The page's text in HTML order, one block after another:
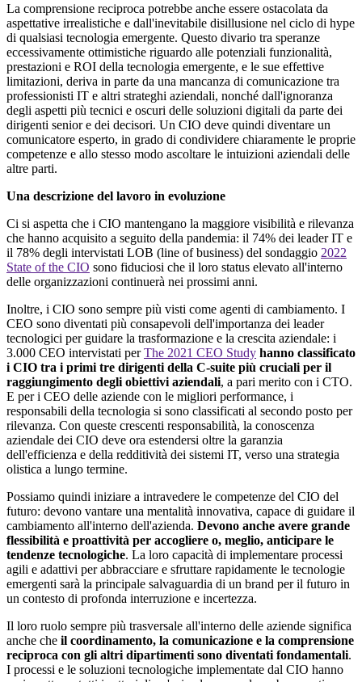
La comprensione reciproca potrebbe anche essere ostacolata da
aspettative irrealistiche e dall'inevitabile disillusione nel ciclo di hype
di qualsiasi tecnologia emergente. Questo divario tra speranze
eccessivamente ottimistiche riguardo alle potenziali funzionalità,
prestazioni e ROI della tecnologia emergente, e le sue effettive
limitazioni, deriva in parte da una mancanza di comunicazione tra
professionisti IT e altri strateghi aziendali, nonché dall'ignoranza
degli aspetti più tecnici e oscuri delle soluzioni digitali da parte dei
dirigenti senior e dei decisori. Un CIO deve quindi diventare un
comunicatore esperto, in grado di condividere chiaramente le proprie
competenze e allo stesso modo ascoltare le intuizioni aziendali delle
altre parti.
Una descrizione del lavoro in evoluzione
Ci si aspetta che i CIO mantengano la maggiore visibilità e rilevanza
che hanno acquisito a seguito della pandemia: il 74% dei leader IT e
il 78% degli intervistati LOB (line of business) del sondaggio 2022
State of the CIO sono fiduciosi che il loro status elevato all'interno
delle organizzazioni continuerà nei prossimi anni.
Inoltre, i CIO sono sempre più visti come agenti di cambiamento. I
CEO sono diventati più consapevoli dell'importanza dei leader
tecnologici per guidare la trasformazione e la crescita aziendale: i
3.000 CEO intervistati perThe 2021 CEO Study hanno classificato
i CIO tra i primi tre dirigenti della C-suite più cruciali per il
raggiungimento degli obiettivi aziendali, a pari merito con i CTO.
E per i CEO delle aziende con le migliori performance, i
responsabili della tecnologia si sono classificati al secondo posto per
rilevanza. Con queste crescenti responsabilità, la conoscenza
aziendale dei CIO deve ora estendersi oltre la garanzia
dell'efficienza e della redditività dei sistemi IT, verso una strategia
olistica a lungo termine.
Possiamo quindi iniziare a intravedere le competenze del CIO del
futuro: devono vantare una mentalità innovativa, capace di guidare il
cambiamento all'interno dell'azienda. Devono anche avere grande
flessibilità e proattività per accogliere o, meglio, anticipare le
tendenze tecnologiche. La loro capacità di implementare processi
agili e adattivi per abbracciare e sfruttare rapidamente le tecnologie
emergenti sarà la principale salvaguardia di un brand per il futuro in
un contesto di profonda interruzione e incertezza.
Il loro ruolo sempre più trasversale all'interno delle aziende significa
anche che il coordinamento, la comunicazione e la comprensione
reciproca con gli altri dipartimenti sono diventati fondamentali.
I processi e le soluzioni tecnologiche implementate dal CIO hanno